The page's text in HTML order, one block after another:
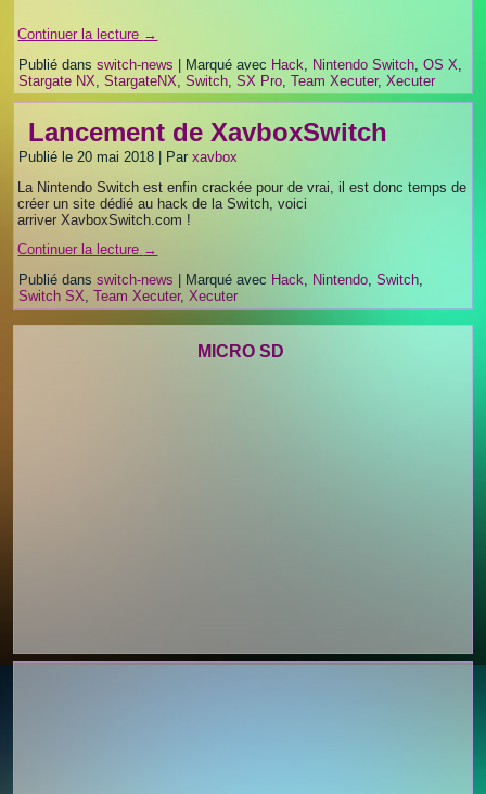
Continuer la lecture →
Publié dans switch-news Marqué avec Hack, Nintendo Switch,OS X,
Stargate NX,StargateNX,Switch,SX Pro,Team Xecuter,Xecuter
Lancement de XavboxSwitch
Publié le 20 mai 2018 Par xavbox
La Nintendo Switch est enfin crackée pour de vrai, il est donc temps de
créer un site dédié au hack de la Switch, voici
arriver XavboxSwitch.com !
Continuer la lecture →
Publié dans switch-news Marqué avec Hack, Nintendo,Switch,
Switch SX,Team Xecuter,Xecuter
MICRO SD